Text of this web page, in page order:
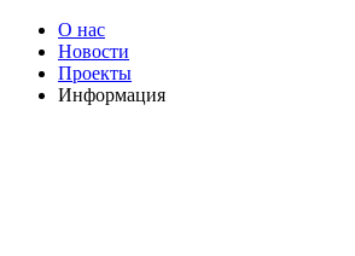
О нас
Новости
Проекты
Информация